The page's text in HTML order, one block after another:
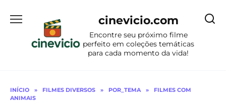
para
conteúdo
cinevicio.com
Encontre seu próximo filme
perfeito em coleções temáticas
para cada momento da vida!
INÍCIO » FILMES DIVERSOS » POR_TEMA »
FILMES COM
ANIMAIS